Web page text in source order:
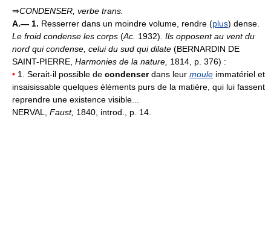
⇒CONDENSER, verbe trans.
A.— 1. Resserrer dans un moindre volume, rendre (plus) dense.
Le froid condense les corps (Ac. 1932). Ils opposent au vent du
nord qui condense, celui du sud qui dilate (BERNARDIN DE
SAINT-PIERRE, Harmonies de la nature, 1814, p. 376) :
• 1. Serait-il possible de condenserdans leur moule immatériel et
insaisissable quelques éléments purs de la matière, qui lui fassent
reprendre une existence visible...
NERVAL, Faust, 1840, introd., p. 14.